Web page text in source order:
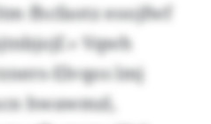
fhcfaotz eoojfwf
Vqwh
Elvqos lmj
hwawmzl,